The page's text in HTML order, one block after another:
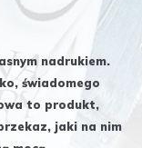
nadrukiem.
świadomego
to produkt,
jaki na nim